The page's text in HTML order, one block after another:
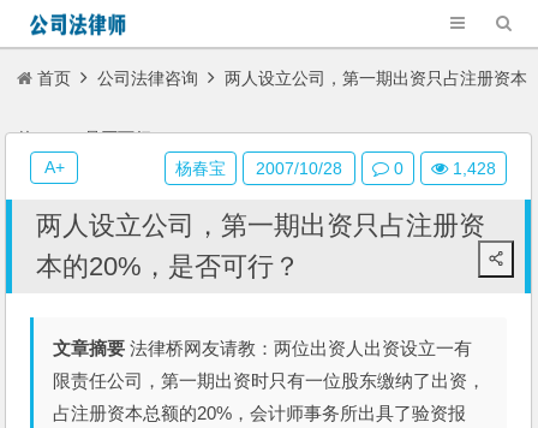
首页 公司法律咨询 两人设立公司，第一期出资只占注册资本
的20%，是否可行？
两人设立公司，第一期出资只占注册资
本的20%，是否可行？
文章摘要 法律桥网友请教：两位出资人出资设立一有
限责任公司，第一期出资时只有一位股东缴纳了出资，
占注册资本总额的20%，会计师事务所出具了验资报
杨春宝 2007/10/28 0 1,428
A+